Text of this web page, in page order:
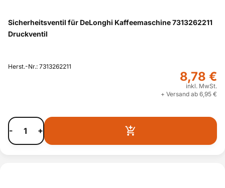
Sicherheitsventil für DeLonghi Kaffeemaschine 7313262211
Druckventil
Herst.-Nr.: 7313262211
8,78 €
inkl. MwSt.
+ Versand ab 6,95 €
- +